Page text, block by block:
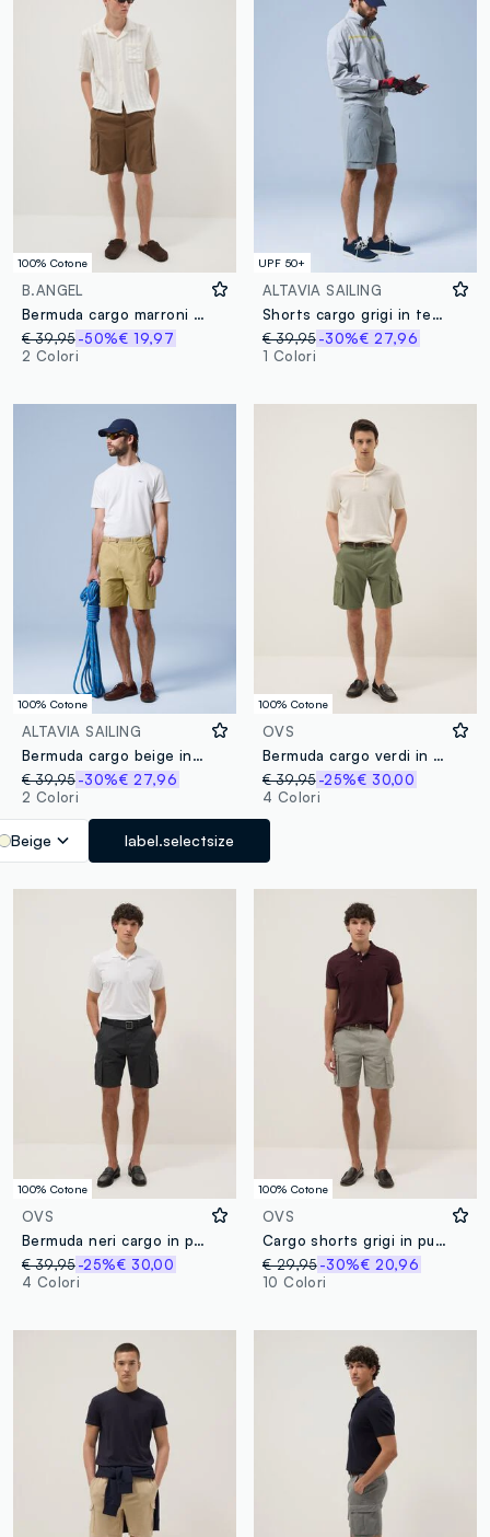
100% Cotone
B.ANGEL
Bermuda cargo marroni in puro cotone baggy fit
€ 39,95-50%€ 19,97
2 Colori
UPF 50+
ALTAVIA SAILING
Shorts cargo grigi in tessuto elasticizzato ALTAVIA SAILING
€ 39,95 -30%€ 27,96
1 Colori
100% Cotone
ALTAVIA SAILING
Bermuda cargo beige in puro cotone ALTAVIA SAILING
€ 39,95-30%€ 27,96
2 Colori
Beige label.selectsize
100% Cotone
OVS
Bermuda cargo verdi in puro cotone regular fit
€ 39,95 -25%€ 30,00
4 Colori
100% Cotone
OVS
Bermuda neri cargo in puro cotone regular fit
€ 39,95-25%€ 30,00
4 Colori
100% Cotone
OVS
Cargo shorts grigi in puro cotone regular fit
€ 29,95 -30%€ 20,96
10 Colori